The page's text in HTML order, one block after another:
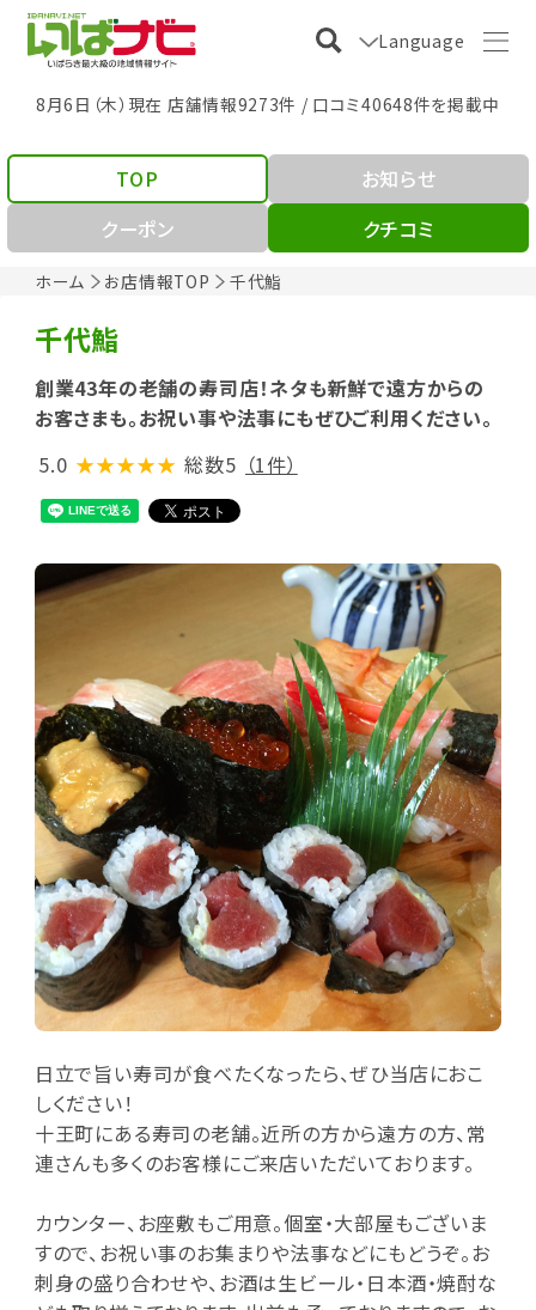
Language
8月6日（木）現在 店舗情報9273件 / 口コミ40648件を掲載中
ホーム お店情報TOP 千代鮨
TOP
お知らせ
クーポン
クチコミ
千代鮨
創業43年の老舗の寿司店！ネタも新鮮で遠方からの
お客さまも。お祝い事や法事にもぜひご利用ください。
5.0 ★★★★★ 総数5 （1件）
日立で旨い寿司が食べたくなったら、ぜひ当店におこ
しください！
十王町にある寿司の老舗。近所の方から遠方の方、常
連さんも多くのお客様にご来店いただいております。
カウンター、お座敷もご用意。個室・大部屋もございま
すので、お祝い事のお集まりや法事などにもどうぞ。お
刺身の盛り合わせや、お酒は生ビール・日本酒・焼酎な